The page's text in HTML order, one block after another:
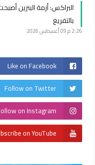
البراكس: أزمة البنزين
بالتفريغ
2:26 م 09 أغسطس 2026
Like on Facebook
Follow on Twitter
on Instagram
on YouTube